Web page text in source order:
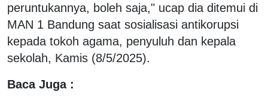
peruntukannya, boleh saja," ucap dia ditemui di
MAN 1 Bandung saat sosialisasi antikorupsi
kepada tokoh agama, penyuluh dan kepala
sekolah, Kamis (8/5/2025).
Baca Juga :